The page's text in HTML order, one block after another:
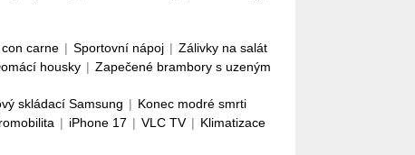
carne | Sportovní nápoj | Zálivky na salát
housky | Zapečené brambory s uzeným
skládací Samsung | Konec modré smrti
| iPhone 17 | VLC TV | Klimatizace